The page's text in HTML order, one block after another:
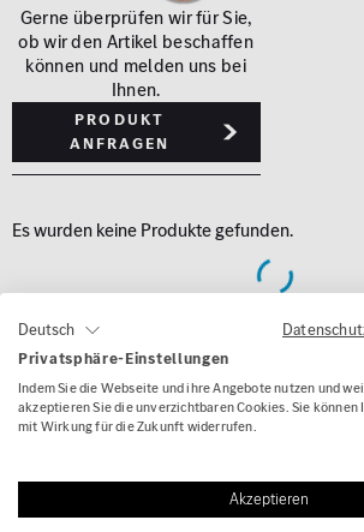
Gerne überprüfen wir für Sie,
ob wir den Artikel beschaffen
können und melden uns bei
Ihnen.
Produkt
anfragen
Es wurden keine Produkte gefunden.
Deutsch
Privatsphäre-Einstellungen
Indem Sie die Webseite und ihre Angebote nutzen und
akzeptieren Sie die unverzichtbaren Cookies. Sie
mit Wirkung für die Zukunft widerrufen.
Akzeptieren